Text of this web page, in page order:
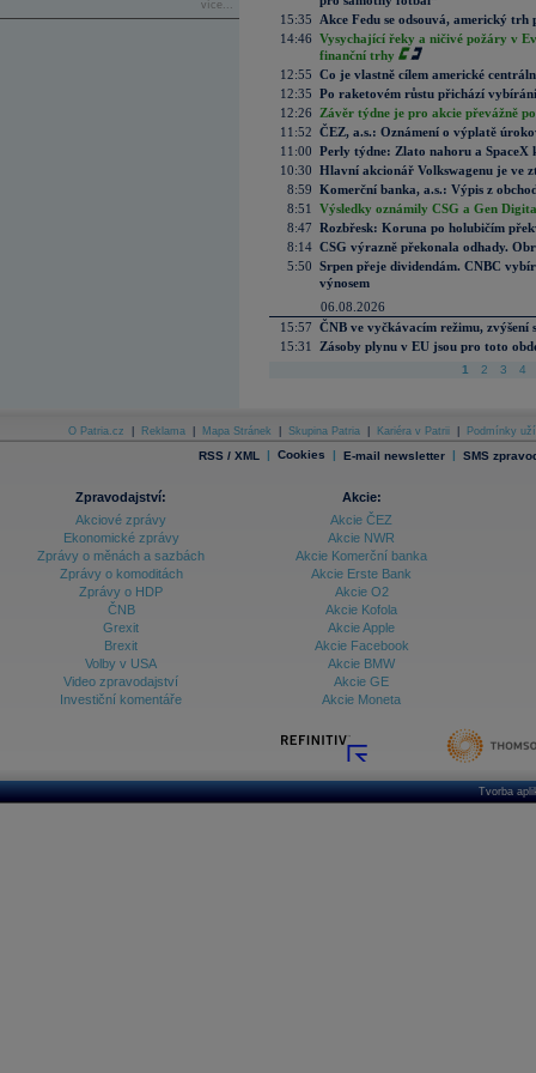
více...
15:35
Akce Fedu se odsouvá, americký
14:46 Vysychající řeky a ničivé požáry v
finanční trhy
12:55 Co je vlastně cílem americké
12:35 Po raketovém růstu přichází
12:26
Závěr týdne je pro akcie převážně
11:52 ČEZ, a.s.: Oznámení o výplatě
11:00 Perly týdne: Zlato nahoru a SpaceX
10:30 Hlavní akcionář Volkswagenu je ve
8:59 Komerční banka, a.s.: Výpis z
8:51
Výsledky oznámily CSG a Gen
8:47 Rozbřesk: Koruna po holubičím
8:14 CSG výrazně překonala odhady.
5:50 Srpen přeje dividendám. CNBC
výnosem
06.08.2026
15:57 ČNB ve vyčkávacím režimu, zvýšení
15:31
Zásoby plynu v EU jsou pro toto
1 2 3 4
O Patria.cz Reklama Mapa Stránek Skupina Patria Kariéra v Patrii Podmínky
RSS / XML | Cookies | E-mail newsletter | SMS
Zpravodajství:
Akciové zprávy
Ekonomické zprávy
Zprávy o měnách a sazbách
Zprávy o komoditách
Zprávy o HDP
ČNB
Grexit
Brexit
Volby v USA
Video zpravodajství
Investiční komentáře
Akcie:
Akcie ČEZ
Akcie NWR
Akcie Komerční banka
Akcie Erste Bank
Akcie O2
Akcie Kofola
Akcie Apple
Akcie Facebook
Akcie BMW
Akcie GE
Akcie Moneta
Tvorba